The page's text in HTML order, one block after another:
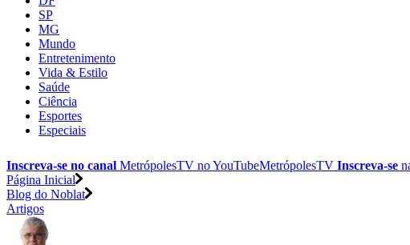
SP
MG
Mundo
Entretenimento
Vida & Estilo
Saúde
Ciência
Esportes
Especiais
Inscreva-se no canal MetrópolesTV noYouTubeMetrópolesTV Inscreva-se
Página Inicial
Blog do Noblat
Artigos